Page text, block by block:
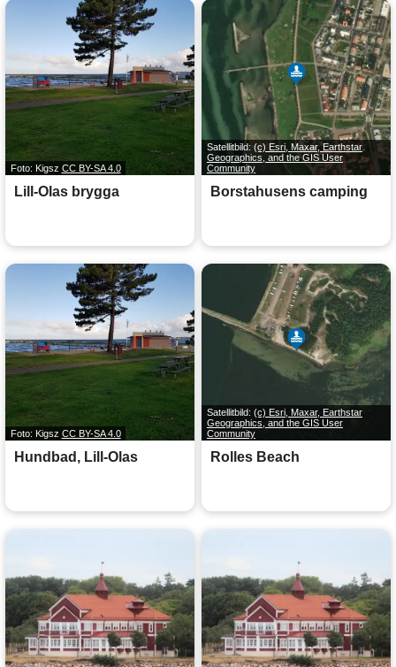
Foto: Kigsz CC BY-SA 4.0
Lill-Olas brygga
Satellitbild: (c) Esri, Maxar, Earthstar
Geographics, and the GIS User
Community
Borstahusens camping
Foto: Kigsz CC BY-SA 4.0
Hundbad, Lill-Olas
Satellitbild: (c) Esri, Maxar, Earthstar
Geographics, and the GIS User
Community
Rolles Beach